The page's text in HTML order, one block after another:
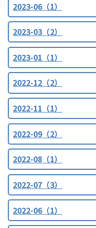
2023-06（1）
2023-03（2）
2023-01（1）
2022-12（2）
2022-11（1）
2022-09（2）
2022-08（1）
2022-07（3）
2022-06（1）